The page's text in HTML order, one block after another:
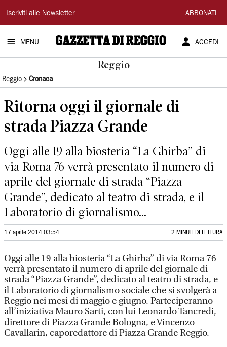
Gazzetta
di
Reggio
Iscriviti alle Newsletter ABBONATI
MENU ACCEDI
Reggio
Reggio Cronaca
Ritorna oggi il giornale di
strada Piazza Grande
Oggi alle 19 alla biosteria “La Ghirba” di
via Roma 76 verrà presentato il numero di
aprile del giornale di strada “Piazza
Grande”, dedicato al teatro di strada, e il
Laboratorio di giornalismo...
17 aprile 2014 03:54 2 MINUTI DI LETTURA
Oggi alle 19 alla biosteria “La Ghirba” di via Roma 76
verrà presentato il numero di aprile del giornale di
strada “Piazza Grande”, dedicato al teatro di strada, e
il Laboratorio di giornalismo sociale che si svolgerà a
Reggio nei mesi di maggio e giugno. Parteciperanno
all’iniziativa Mauro Sarti, con lui Leonardo Tancredi,
direttore di Piazza Grande Bologna, e Vincenzo
Cavallarin, caporedattore di Piazza Grande Reggio.